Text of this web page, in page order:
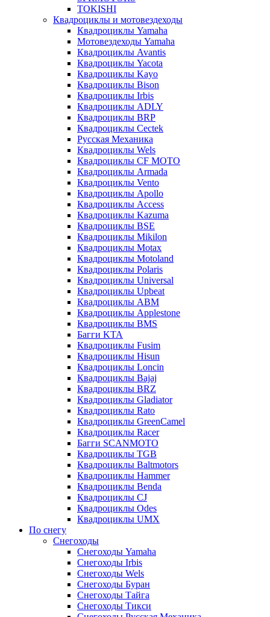
TOKISHI
Квадроциклы и мотовездеходы
Квадроциклы Yamaha
Мотовездеходы Yamaha
Квадроциклы Avantis
Квадроциклы Yacota
Квадроциклы Kayo
Квадроциклы Bison
Квадроциклы Irbis
Квадроциклы ADLY
Квадроциклы BRP
Квадроциклы Cectek
Русская Механика
Квадроциклы Wels
Квадроциклы CF MOTO
Квадроциклы Armada
Квадроциклы Vento
Квадроциклы Apollo
Квадроциклы Access
Квадроциклы Kazuma
Квадроциклы BSE
Квадроциклы Mikilon
Квадроциклы Motax
Квадроциклы Motoland
Квадроциклы Polaris
Квадроциклы Universal
Квадроциклы Upbeat
Квадроциклы ABM
Квадроциклы Applestone
Квадроциклы BMS
Багги KTA
Квадроциклы Fusim
Квадроциклы Hisun
Квадроциклы Loncin
Квадроциклы Bajaj
Квадроциклы BRZ
Квадроциклы Gladiator
Квадроциклы Rato
Квадроциклы GreenCamel
Квадроциклы Racer
Багги SCANMOTO
Квадроциклы TGB
Квадроциклы Baltmotors
Квадроциклы Hammer
Квадроциклы Benda
Квадроциклы CJ
Квадроциклы Odes
Квадроциклы UMX
По снегу
Снегоходы
Снегоходы Yamaha
Снегоходы Irbis
Снегоходы Wels
Снегоходы Буран
Снегоходы Тайга
Снегоходы Тикси